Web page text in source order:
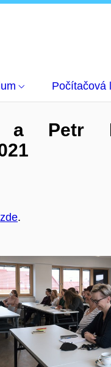
Počítačová
a Petr
zde.